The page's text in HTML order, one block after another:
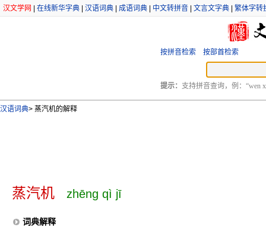
汉文学网 在线新华字典 汉语词典 成语词典 中文转拼音 文言文字典 繁体字转
按拼音检索 按部首检索
提示： 支持拼音查询，例：“wen
汉语词典> 蒸汽机的解释
蒸汽机 zhēng qì jī
词典解释